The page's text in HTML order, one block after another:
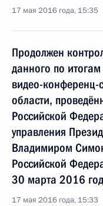
17 мая 2016 года, 15:35
Продолжен
данного по
видео-конференц-
области,
Российской
управления
Владимиром
Российской
30 марта 2016
17 мая 2016 года, 15:33